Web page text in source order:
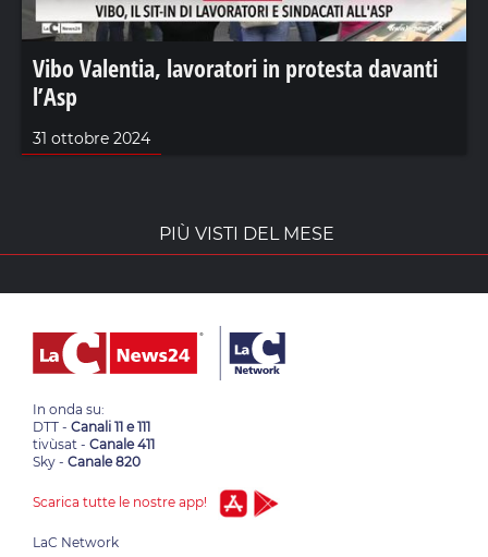
Vibo Valentia, lavoratori in protesta davanti
l’Asp
31 ottobre 2024
PIÙ VISTI DEL MESE
In onda su:
DTT - Canali 11 e 111
tivùsat - Canale 411
Sky - Canale 820
Scarica tutte le nostre app!